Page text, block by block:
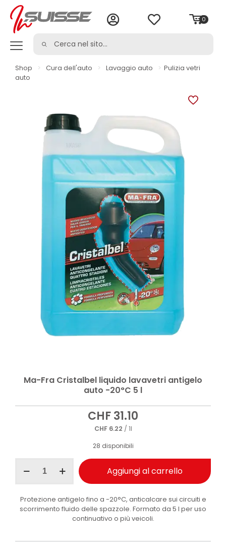
0
Shop > Cura dell'auto > Lavaggio auto > Pulizia vetri
auto
Ma-Fra Cristalbel liquido lavavetri antigelo
auto -20°C 5 l
CHF31.10
CHF6.22 / 1l
28 disponibili
Fra
lavavetri
antigelo
5
Aggiungi al carrello
Protezione antigelo fino a -20°C, anticalcare sui circuiti e
scorrimento fluido delle spazzole. Formato da 5 l per uso
continuativo o più veicoli.